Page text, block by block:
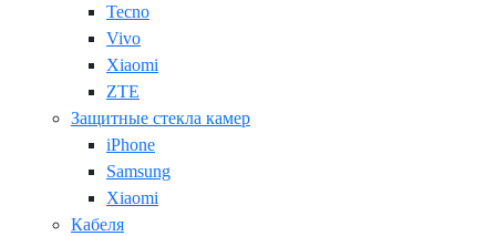
Tecno
Vivo
Xiaomi
ZTE
Защитные стекла камер
iPhone
Samsung
Xiaomi
Кабеля